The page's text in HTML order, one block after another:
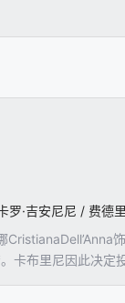
卡布里尼因此决